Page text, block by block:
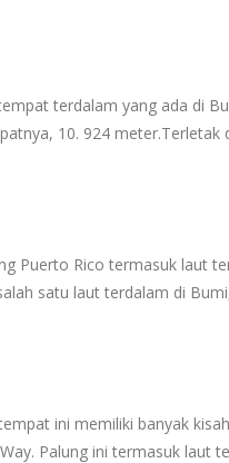
terdalam yang ada di
10. 924 meter.Terletak
Puerto Rico termasuk laut
satu laut terdalam di
ini memiliki banyak
Palung ini termasuk laut